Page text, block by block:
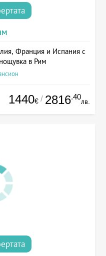
Франция и Испания с
в Рим
1440€ / 2816.40
лв.